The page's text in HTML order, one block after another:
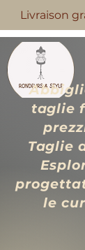
Livraison
taglie
Taglie
le